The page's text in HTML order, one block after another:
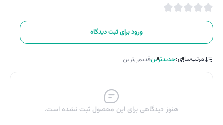
ورود برای ثبت دیدگاه
مرتب‌سازی:جدیدترینقدیمی‌ترین
هنوز دیدگاهی برای این محصول ثبت نشده است.